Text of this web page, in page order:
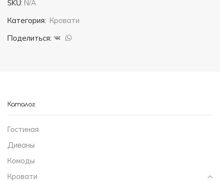
Резьба
SKU: N/A
Категория: Кровати
Поделиться:
Каталог
Гостиная
Диваны
Комоды
Кровати